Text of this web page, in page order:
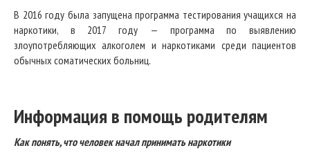
В 2016 году была запущена программа тестирования учащихся на
наркотики, в 2017 году — программа по выявлению
злоупотребляющих алкоголем и наркотиками среди пациентов
обычных соматических больниц.
Информация в помощь родителям
Как понять, что человек начал принимать наркотики